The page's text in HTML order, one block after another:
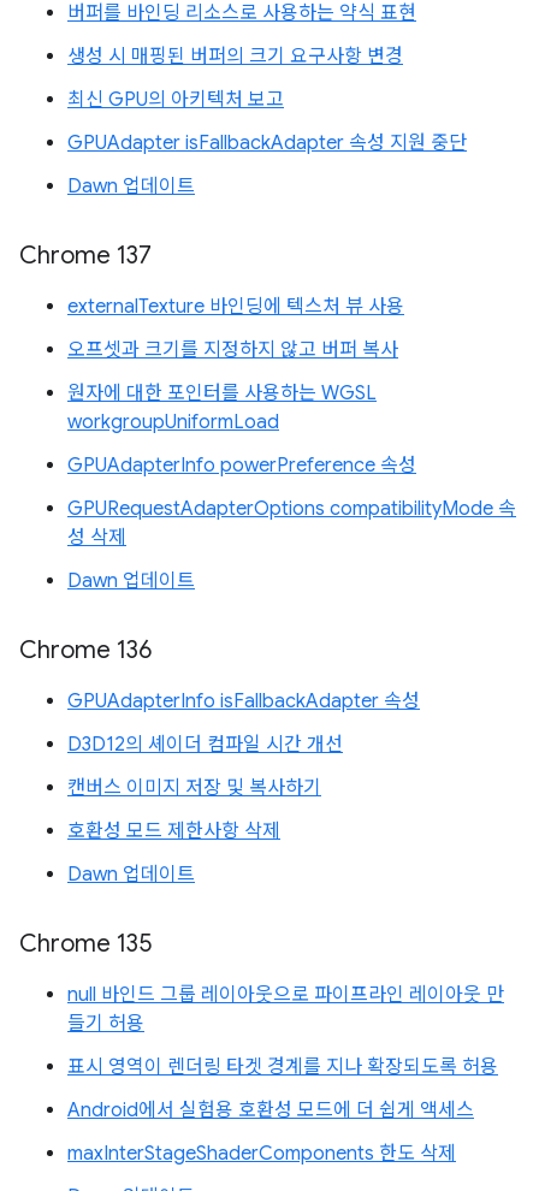
버퍼를 바인딩 리소스로 사용하는 약식 표현
생성 시 매핑된 버퍼의 크기 요구사항 변경
최신 GPU의 아키텍처 보고
GPUAdapter isFallbackAdapter 속성 지원 중단
Dawn 업데이트
Chrome 137
externalTexture 바인딩에 텍스처 뷰 사용
오프셋과 크기를 지정하지 않고 버퍼 복사
원자에 대한 포인터를 사용하는 WGSL
workgroupUniformLoad
GPUAdapterInfo powerPreference 속성
GPURequestAdapterOptions compatibilityMode 속
성 삭제
Dawn 업데이트
Chrome 136
GPUAdapterInfo isFallbackAdapter 속성
D3D12의 셰이더 컴파일 시간 개선
캔버스 이미지 저장 및 복사하기
호환성 모드 제한사항 삭제
Dawn 업데이트
Chrome 135
null 바인드 그룹 레이아웃으로 파이프라인 레이아웃 만
들기 허용
표시 영역이 렌더링 타겟 경계를 지나 확장되도록 허용
Android에서 실험용 호환성 모드에 더 쉽게 액세스
maxInterStageShaderComponents 한도 삭제